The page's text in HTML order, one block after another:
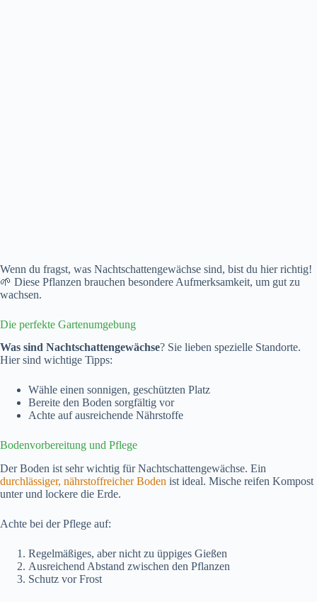
Wenn du fragst, was Nachtschattengewächse sind, bist du hier richtig!
🌱 Diese Pflanzen brauchen besondere Aufmerksamkeit, um gut zu
wachsen.
Die perfekte Gartenumgebung
Was sind Nachtschattengewächse? Sie lieben spezielle Standorte.
Hier sind wichtige Tipps:
Wähle einen sonnigen, geschützten Platz
Bereite den Boden sorgfältig vor
Achte auf ausreichende Nährstoffe
Bodenvorbereitung und Pflege
Der Boden ist sehr wichtig für Nachtschattengewächse. Ein
durchlässiger, nährstoffreicher Boden ist ideal. Mische reifen Kompost
unter und lockere die Erde.
Achte bei der Pflege auf:
Regelmäßiges, aber nicht zu üppiges Gießen
Ausreichend Abstand zwischen den Pflanzen
Schutz vor Frost